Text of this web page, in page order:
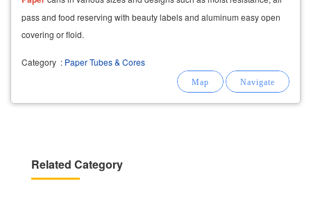
pass and food reserving with beauty labels and aluminum easy open
covering or floid.
Category : Paper Tubes & Cores
Related Category